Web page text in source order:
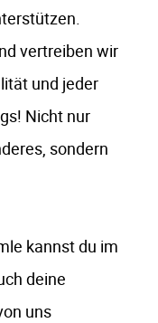
vertreiben wir
und jeder
Nicht nur
sondern
kannst du im
deine
uns